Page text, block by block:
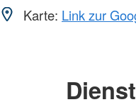
Karte: Link zur